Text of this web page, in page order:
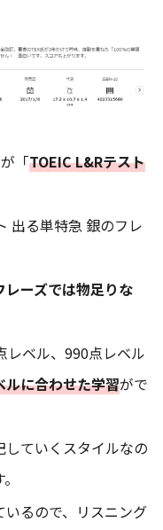
「TOEIC L&Rテスト
出る単特急 銀のフレ
レーズでは物足りな
レベル、990点レベル
ルに合わせた学習がで
ていくスタイルなの
るので、リスニング